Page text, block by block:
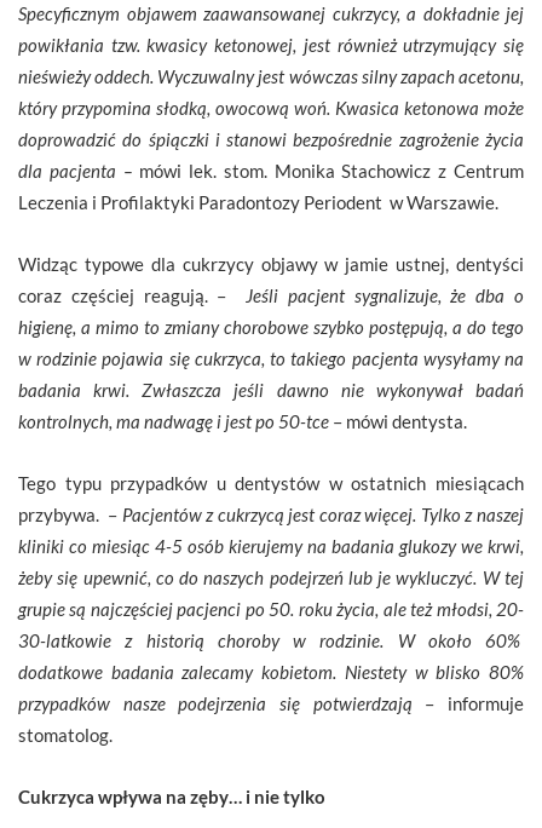
Specyficznym objawem zaawansowanej cukrzycy, a dokładnie jej
powikłania tzw. kwasicy ketonowej, jest również utrzymujący się
nieświeży oddech. Wyczuwalny jest wówczas silny zapach acetonu,
który przypomina słodką, owocową woń. Kwasica ketonowa może
doprowadzić do śpiączki i stanowi bezpośrednie zagrożenie życia
dla pacjenta – mówi lek. stom. Monika Stachowicz z Centrum
Leczenia i Profilaktyki Paradontozy Periodent w Warszawie.
Widząc typowe dla cukrzycy objawy w jamie ustnej, dentyści
coraz częściej reagują. –
Jeśli pacjent sygnalizuje, że dba o
higienę, a mimo to zmiany chorobowe szybko postępują, a do tego
w rodzinie pojawia się cukrzyca, to takiego pacjenta wysyłamy na
badania krwi. Zwłaszcza jeśli dawno nie wykonywał badań
kontrolnych, ma nadwagę i jest po 50-tce – mówi dentysta.
Tego typu przypadków u dentystów w ostatnich miesiącach
przybywa. – Pacjentów z cukrzycą jest coraz więcej. Tylko z naszej
kliniki co miesiąc 4-5 osób kierujemy na badania glukozy we krwi,
żeby się upewnić, co do naszych podejrzeń lub je wykluczyć. W tej
grupie są najczęściej pacjenci po 50. roku życia, ale też młodsi, 20-
30-latkowie z historią choroby w rodzinie. W około 60%
dodatkowe badania zalecamy kobietom. Niestety w blisko 80%
przypadków nasze podejrzenia się potwierdzają – informuje
stomatolog.
Cukrzyca wpływa na zęby… i nie tylko